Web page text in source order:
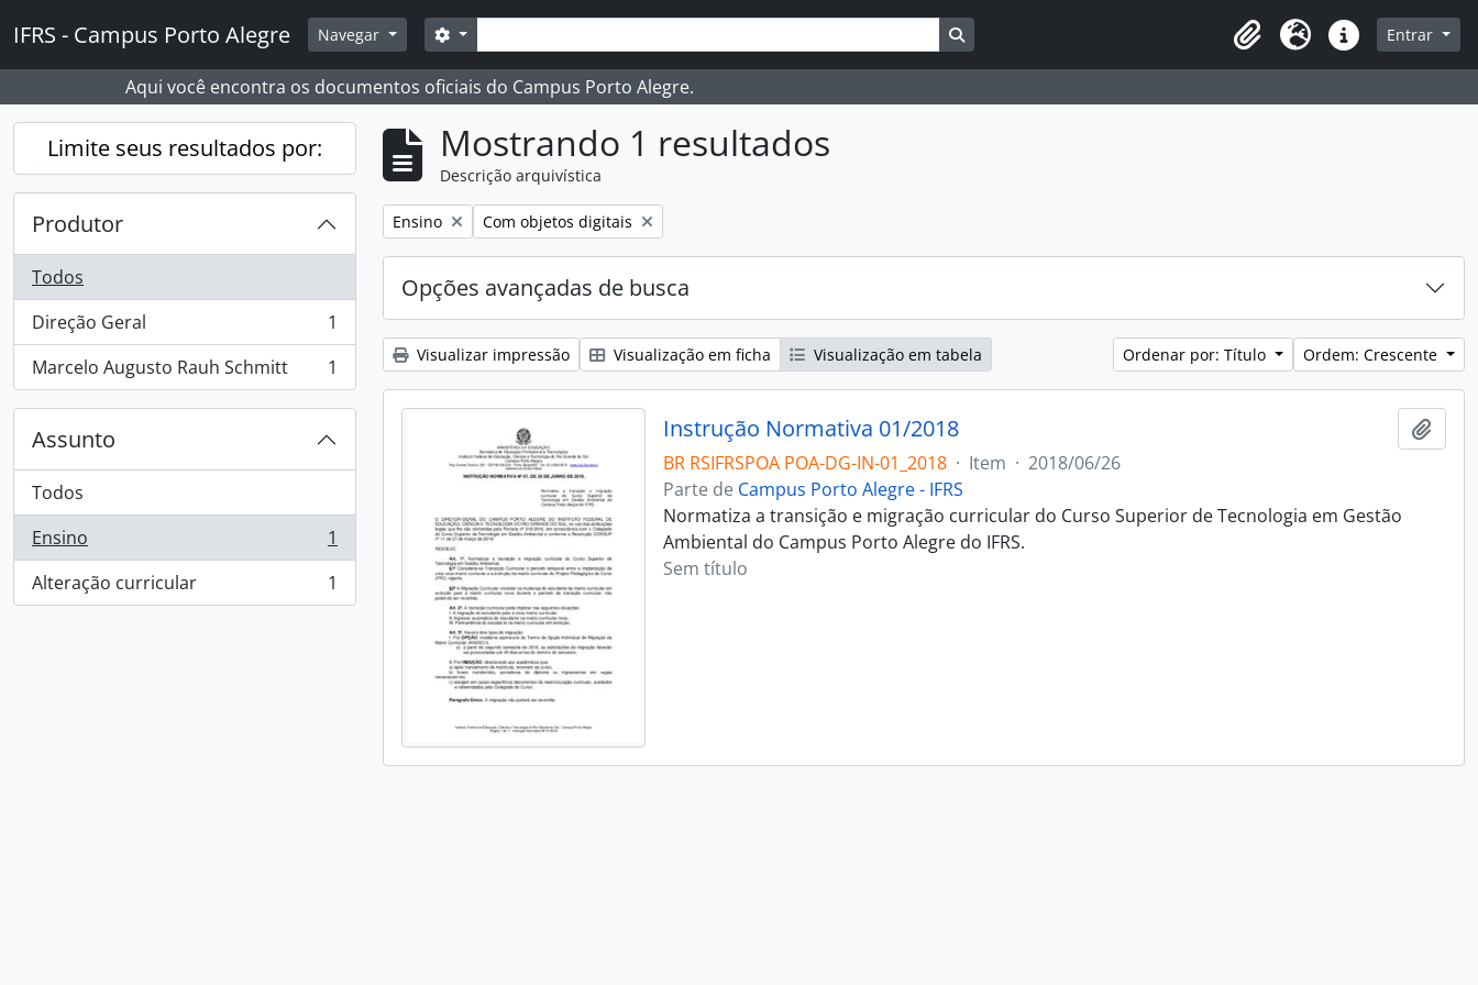
IFRS - Campus Porto Alegre Navegar Buscar
Opções de busca Busque na página de navegação
Idioma Atalhos Entrar
Aqui você encontra os documentos oficiais do Campus Porto Alegre.
Limite seus resultados por:
Produtor
Todos
Direção Geral
, 1 resultados
1
Marcelo Augusto Rauh Schmitt
, 1 resultados 1
Assunto
Todos
Ensino
, 1 resultados
1
Alteração curricular
, 1 resultados 1
Mostrando 1 resultados
Descrição arquivística
Remover filtro:
Ensino Remover filtro:
Com objetos digitais
Opções avançadas de busca
Visualizar impressão Visualização em ficha Visualização em tabela Ordenar por: Título Ordem: Crescente
Instrução Normativa 01/2018
BR RSIFRSPOA POA-DG-IN-01_2018 · Item · 2018/06/26
Parte de Campus Porto Alegre - IFRS
Normatiza a transição e migração curricular do Curso Superior de Tecnologia em Gestão
Ambiental do Campus Porto Alegre do IFRS.
Sem título